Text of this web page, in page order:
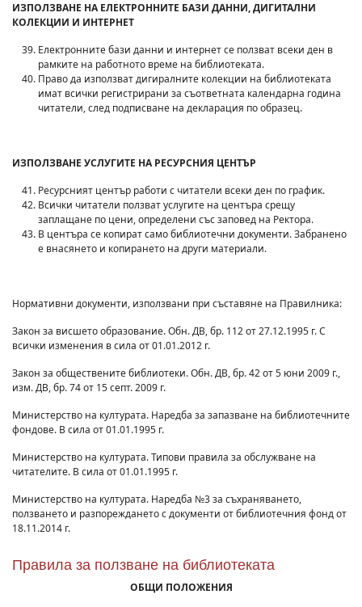
ИЗПОЛЗВАНЕ НА ЕЛЕКТРОННИТЕ БАЗИ ДАННИ, ДИГИТАЛНИ
КОЛЕКЦИИ И ИНТЕРНЕТ
Електронните бази данни и интернет се ползват всеки ден в
рамките на работното време на библиотеката.
Право да използват дигиралните колекции на библиотеката
имат всички регистрирани за съответната календарна година
читатели, след подписване на декларация по образец.
ИЗПОЛЗВАНЕ УСЛУГИТЕ НА РЕСУРСНИЯ ЦЕНТЪР
Ресурсният център работи с читатели всеки ден по график.
Всички читатели ползват услугите на центъра срещу
заплащане по цени, определени със заповед на Ректора.
В центъра се копират само библиотечни документи. Забранено
е внасянето и копирането на други материали.
Нормативни документи, използвани при съставяне на Правилника:
Закон за висшето образование. Обн. ДВ, бр. 112 от 27.12.1995 г. С
всички изменения в сила от 01.01.2012 г.
Закон за обществените библиотеки. Обн. ДВ, бр. 42 от 5 юни 2009 г.,
изм. ДВ, бр. 74 от 15 септ. 2009 г.
Министерство на културата. Наредба за запазване на библиотечните
фондове. В сила от 01.01.1995 г.
Министерство на културата. Типови правила за обслужване на
читателите. В сила от 01.01.1995 г.
Министерство на културата. Наредба №3 за съхраняването,
ползването и разпореждането с документи от библиотечния фонд от
18.11.2014 г.
Правила за ползване на библиотеката
ОБЩИ ПОЛОЖЕНИЯ